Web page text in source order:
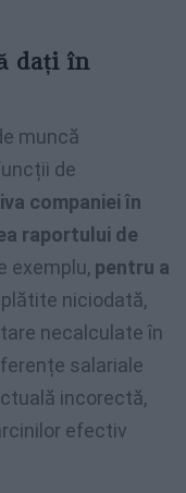
dați în
muncă
de
companiei în
raportului de
exemplu, pentru a
niciodată,
necalculate în
salariale
incorectă,
efectiv